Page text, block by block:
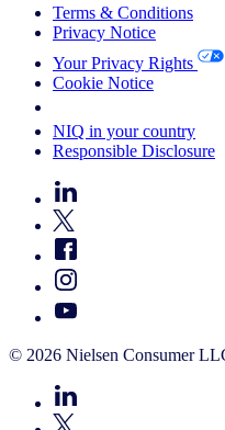
Terms & Conditions
Privacy Notice
Your Privacy Rights
Cookie Notice
NIQ in your country
Responsible Disclosure
© 2026 Nielsen Consumer